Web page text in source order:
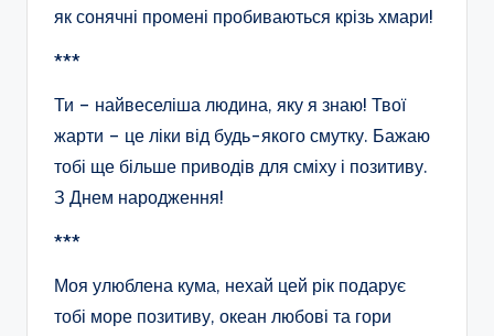
як сонячні промені пробиваються крізь хмари!
***
Ти – найвеселіша людина, яку я знаю! Твої
жарти – це ліки від будь-якого смутку. Бажаю
тобі ще більше приводів для сміху і позитиву.
З Днем народження!
***
Моя улюблена кума, нехай цей рік подарує
тобі море позитиву, океан любові та гори